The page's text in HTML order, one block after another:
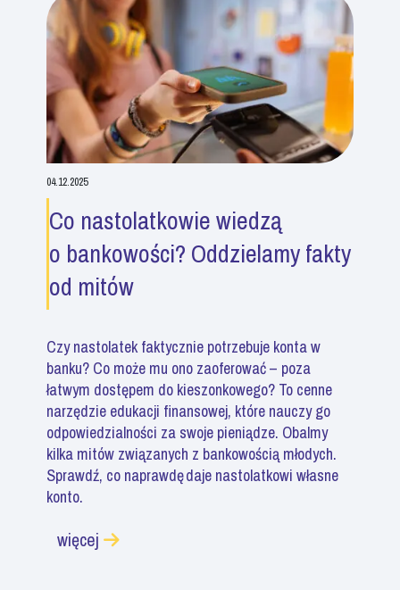
04.12.2025
Co nastolatkowie wiedzą
o bankowości? Oddzielamy fakty
od mitów
Czy nastolatek faktycznie potrzebuje konta w
banku? Co może mu ono zaoferować – poza
łatwym dostępem do kieszonkowego? To cenne
narzędzie edukacji finansowej, które nauczy go
odpowiedzialności za swoje pieniądze. Obalmy
kilka mitów związanych z bankowością młodych.
Sprawdź, co naprawdę daje nastolatkowi własne
konto.
więcej